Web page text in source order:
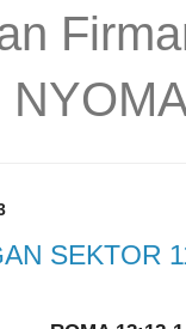
SEKTOR